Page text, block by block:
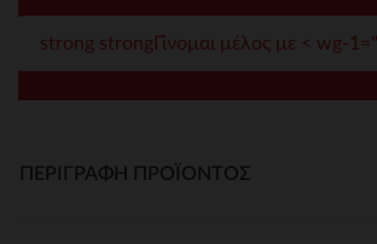
strong strongΓίνομαι μέλος με < wg-
ΠΕΡΙΓΡΑΦΉ ΠΡΟΪΌΝΤΟΣ